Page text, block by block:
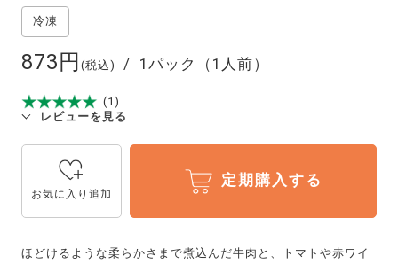
873円 (税込) 1パック（1人前）
(1)
レビューを見る
お気に入り追加
定期購入する
ほどけるような柔らかさまで煮込んだ牛肉と、トマトや赤ワイ